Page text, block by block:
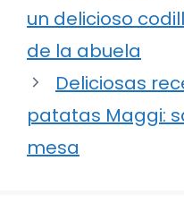
un delicioso
de la abuela
Deliciosas
patatas Maggi:
mesa